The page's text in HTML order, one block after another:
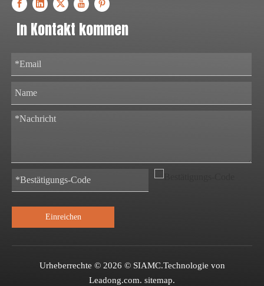
In Kontakt kommen
Einreichen
Urheberrechte © 2026 © SIAMC.Technologie von
Leadong.com. sitemap.